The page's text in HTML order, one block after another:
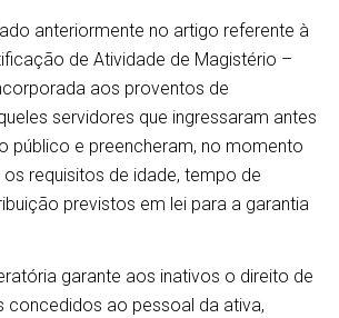
anteriormente no artigo referente à
de Atividade de Magistério –
aos proventos de
servidores que ingressaram antes
público e preencheram, no momento
requisitos de idade, tempo de
previstos em lei para a garantia
garante aos inativos o direito de
concedidos ao pessoal da ativa,